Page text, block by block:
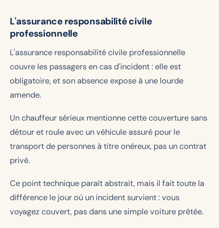
L'assurance responsabilité civile
professionnelle
L'assurance responsabilité civile professionnelle
couvre les passagers en cas d'incident : elle est
obligatoire, et son absence expose à une lourde
amende.
Un chauffeur sérieux mentionne cette couverture sans
détour et roule avec un véhicule assuré pour le
transport de personnes à titre onéreux, pas un contrat
privé.
Ce point technique paraît abstrait, mais il fait toute la
différence le jour où un incident survient : vous
voyagez couvert, pas dans une simple voiture prêtée.